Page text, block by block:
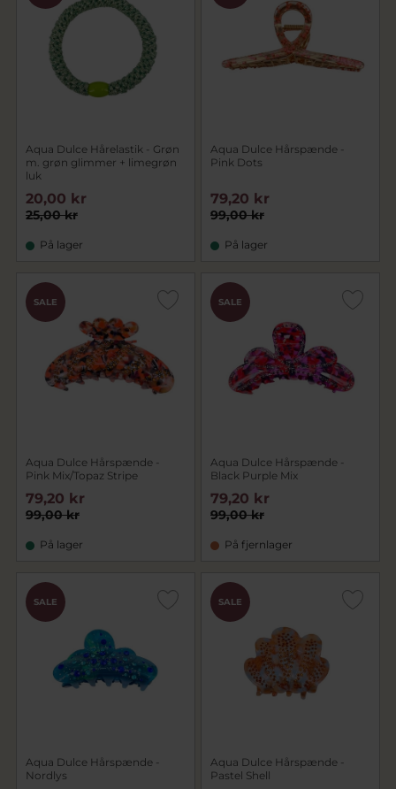
Aqua Dulce Hårelastik - Grøn
m. grøn glimmer + limegrøn
luk
25,00 kr
20,00 kr
På lager
Aqua Dulce Hårspænde -
Pink Dots
99,00 kr
79,20 kr
På lager
SALE
Aqua Dulce Hårspænde -
Pink Mix/Topaz Stripe
99,00 kr
79,20 kr
På lager
SALE
Aqua Dulce Hårspænde -
Black Purple Mix
99,00 kr
79,20 kr
På fjernlager
SALE
Aqua Dulce Hårspænde -
Nordlys
SALE
Aqua Dulce Hårspænde -
Pastel Shell